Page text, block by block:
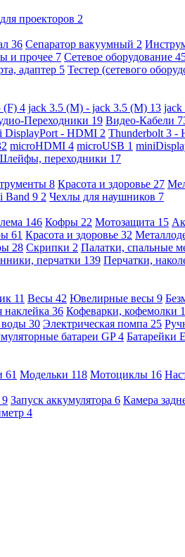
проекторов 2
36 Сепаратор вакуумный 2
и прочее 7 Сетевое оборудование
адаптер 5 Тестер (сетевого
(F) 4 jack 3.5 (M) - jack 3.5 (M) 13 jack
Переходники 19 Видео-Кабели
DisplayPort - HDMI 2 Thunderbolt 3 -
microHDMI 4 microUSB 1
переходники 17
8 Красота и здоровье 27
Band 9 2 Чехлы для наушников 7
146 Кофры 22 Мотозащита 15
61 Красота и здоровье 32
28 Скрипки 2 Палатки, спальные
перчатки 139 Перчатки,
11 Весы 42 Ювелирные весы 9
наклейка 36 Кофеварки, кофемолки
30 Электрическая помпа 25
батареи GP4 Батарейки
61 Модельки 118 Мотоциклы 16
9 Запуск аккумулятора 6 Камера
4